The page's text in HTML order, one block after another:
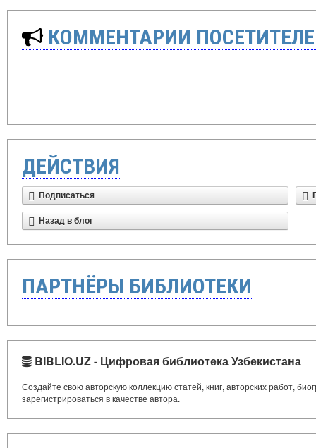
КОММЕНТАРИИ
ДЕЙСТВИЯ
Подписаться
Назад в блог
ПАРТНЁРЫ БИБЛИОТЕКИ
BIBLIO.UZ - Цифровая библиотека Узбекистана
Создайте свою авторскую коллекцию статей, книг, авторских работ,
зарегистрироваться в качестве автора.